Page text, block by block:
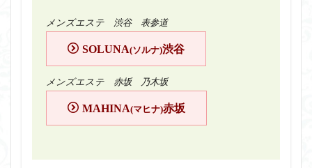
メンズエステ 渋谷 表参道
SOLUNA(ソルナ)渋谷
メンズエステ 赤坂 乃木坂
MAHINA(マヒナ)赤坂